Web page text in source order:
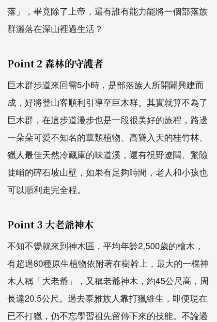
落」，畢竟除了上帝，還有誰有能力能將一個部落族
群灑落在深山裡過生活？
Point 2 森林的守護者
巨木群步道來回需5小時，是部落族人所開闢興建而
成，好將登山客順利引導至巨木群。其實就算不為了
巨木群，在這步道漫步也是一段很美好的旅程，路邊
一朵朵可愛不知名的蕈類植物、高聳入天的桂竹林、
獵人最佳天然冷藏庫的味道溪，還有視野遼闊、驚險
陡峭的碎石坡山壁，如果有足夠時間，老人和小孩也
可以順利走完全程。
Point 3 大老爺神木
不知不覺就來到神木區，平均年齡2,500歲的檜木，
有超過80種原生植物依附著在樹幹上，最大的一棵神
木人稱「大老爺」，又稱老爺神木，約45公尺高，周
長達20.5公尺。過去泰雅族人靠打獵維生，即便現在
已不打獵，仍不忘學習祖先留傳下來的技能。不論過